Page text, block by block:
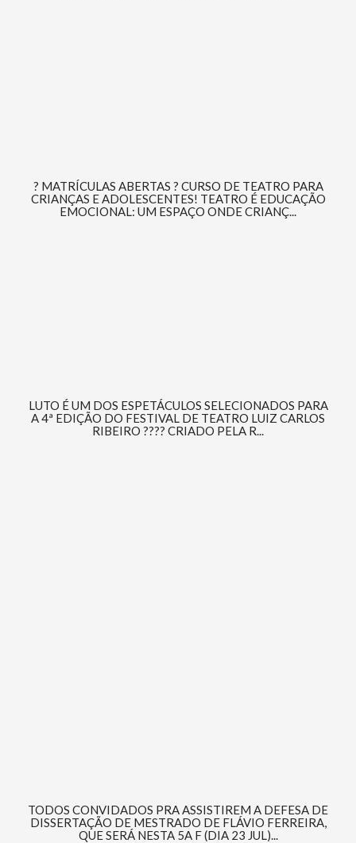
? MATRÍCULAS ABERTAS ? CURSO DE TEATRO PARA
CRIANÇAS E ADOLESCENTES! TEATRO É EDUCAÇÃO
EMOCIONAL: UM ESPAÇO ONDE CRIANÇ...
LUTO É UM DOS ESPETÁCULOS SELECIONADOS PARA
A 4ª EDIÇÃO DO FESTIVAL DE TEATRO LUIZ CARLOS
RIBEIRO ???? CRIADO PELA R...
TODOS CONVIDADOS PRA ASSISTIREM A DEFESA DE
DISSERTAÇÃO DE MESTRADO DE FLÁVIO FERREIRA,
QUE SERÁ NESTA 5A F (DIA 23 JUL)...